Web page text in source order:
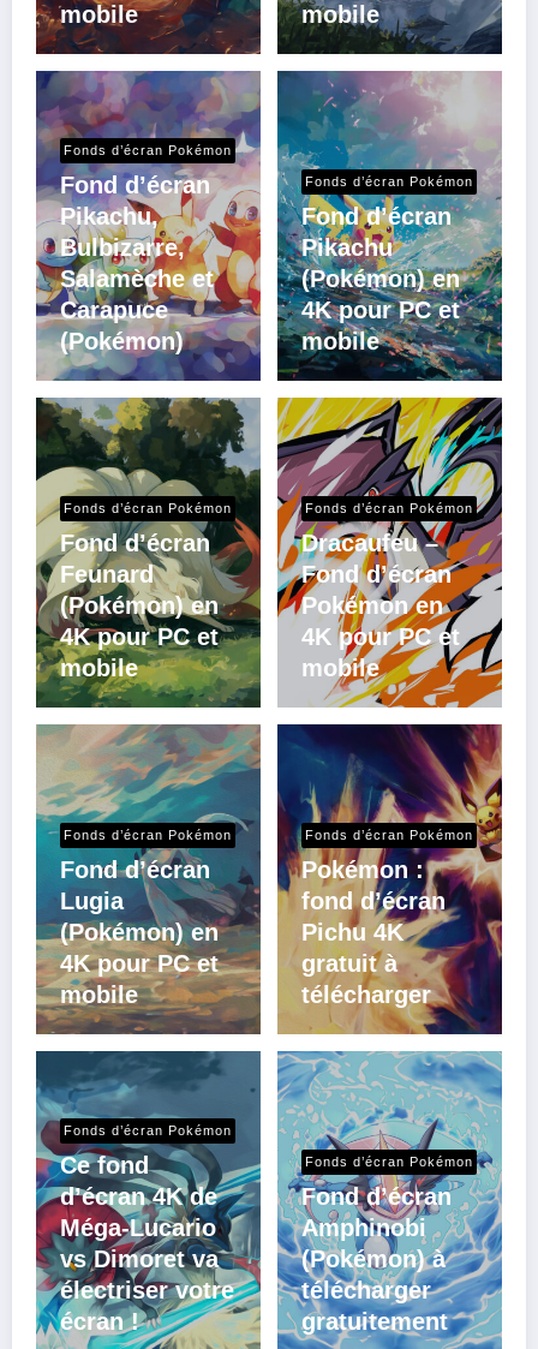
mobile
mobile
Fonds d’écran Pokémon
Fond d’écran
Pikachu,
Bulbizarre,
Salamèche et
Carapuce
(Pokémon)
Fonds d’écran Pokémon
Fond d’écran
Pikachu
(Pokémon) en
4K pour PC et
mobile
Fonds d’écran Pokémon
Fond d’écran
Feunard
(Pokémon) en
4K pour PC et
mobile
Fonds d’écran Pokémon
Dracaufeu –
Fond d’écran
Pokémon en
4K pour PC et
mobile
Fonds d’écran Pokémon
Fond d’écran
Lugia
(Pokémon) en
4K pour PC et
mobile
Fonds d’écran Pokémon
Pokémon :
fond d’écran
Pichu 4K
gratuit à
télécharger
Fonds d’écran Pokémon
Ce fond
d’écran 4K de
Méga-Lucario
vs Dimoret va
électriser votre
écran !
Fonds d’écran Pokémon
Fond d’écran
Amphinobi
(Pokémon) à
télécharger
gratuitement